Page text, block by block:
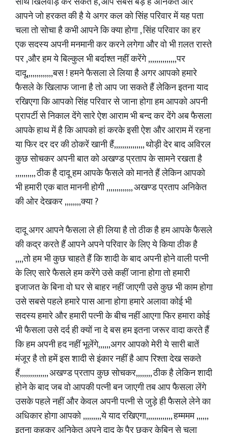
आपने जो हरकत की है ये अगर कल को सिंह परिवार में यह पता
चला तो सोचा है कभी आपने कि क्या होगा , सिंह परिवार का हर
एक सदस्य अपनी मनमानी कर करने लगेगा और वो भी ग़लत रास्ते
पर ,और हम ये बिल्कुल भी बर्दाश्त नहीं करेंगे ,,,,,,,,,,,,,,पर
दादू,,,,,,,,,,,,,बस ! हमने फैसला ले लिया है अगर आपको हमारे
फैसले के खिलाफ जाना है तो आप जा सकते हैं लेकिन इतना याद
रखिएगा कि आपको सिंह परिवार से जाना होगा हम आपको अपनी
प्रापर्टी से निकाल देंगे सारे ऐश आराम भी बन्द कर देंगे अब फैसला
आपके हाथ में है कि आपको हां करके इसी ऐश और आराम में रहना
या फिर दर दर की ठोकरें खानी हैं,,,,,,,,,,,,,,, थोड़ी देर बाद अविरल
कुछ सोचकर अपनी बात को अखण्ड प्रताप के सामने रखता है
,,,,,,,,,, ठीक है दादू हम आपके फैसले को मानते हैं लेकिन आपको
भी हमारी एक बात माननी होगी ,,,,,,,,,,,,, अखण्ड प्रताप अनिकेत
की ओर देखकर ,,,,,,,,क्या ?
दादू अगर आपने फैसला ले ही लिया है तो ठीक है हम आपके फैसले
की कद्र करते हैं आपने अपने परिवार के लिए ये किया ठीक है
,,,,तो हम भी कुछ चाहते हैं कि शादी के बाद अपनी होने वाली पत्नी
के लिए सारे फैसले हम करेंगे उसे कहीं जाना होगा तो हमारी
इजाजत के बिना वो घर से बाहर नहीं जाएगी उसे कुछ भी काम होगा
उसे सबसे पहले हमारे पास आना होगा हमारे अलावा कोई भी
सदस्य हमारे और हमारी पत्नी के बीच नहीं आएगा फिर हमारा कोई
भी फैसला उसे दर्द ही क्यों ना दे बस हम इतना जरूर वादा करते हैं
कि हम अपनी हद नहीं भूलेंगे,,,,,,अगर आपको मेरी ये सारी बातें
मंजूर है तो हमें इस शादी से इंकार नहीं है आप रिश्ता देख सकते
हैं,,,,,,,,,,,,,, अखण्ड प्रताप कुछ सोचकर,,,,,,,, ठीक है लेकिन शादी
होने के बाद जब वो आपकी पत्नी बन जाएगी तब आप फैसला लेंगे
उसके पहले नहीं और केवल अपनी पत्नी से जुड़े ही फैसले लेने का
अधिकार होगा आपको ,,,,,,,,,ये याद रखिएगा,,,,,,,,,,,,, हम्ममम ,,,,,,